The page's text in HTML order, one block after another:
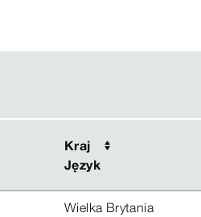
Kraj
Język
Kraj
Język
Wielka Brytania